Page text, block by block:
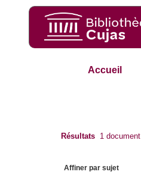
Accueil
Résultats 1 document
Affiner par sujet